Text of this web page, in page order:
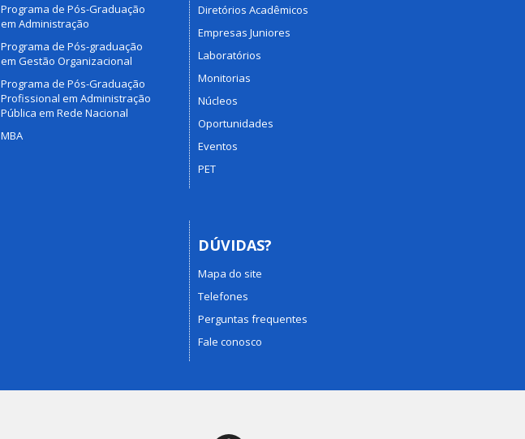
Programa de Pós-Graduação
em Administração
Programa de Pós-graduação
em Gestão Organizacional
Programa de Pós-Graduação
Profissional em Administração
Pública em Rede Nacional
MBA
Diretórios Acadêmicos
Empresas Juniores
Laboratórios
Monitorias
Núcleos
Oportunidades
Eventos
PET
DÚVIDAS?
Mapa do site
Telefones
Perguntas frequentes
Fale conosco